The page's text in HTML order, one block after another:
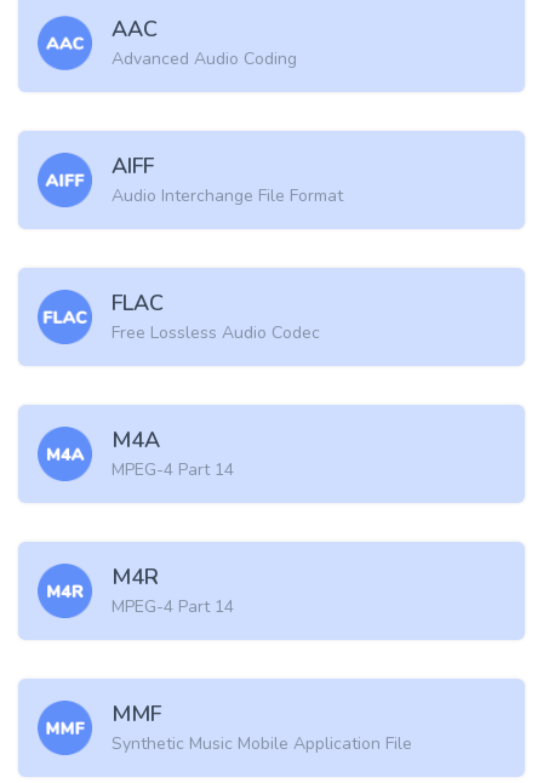
AAC
Advanced Audio Coding
AIFF
Audio Interchange File Format
FLAC
Free Lossless Audio Codec
M4A
MPEG-4 Part 14
M4R
MPEG-4 Part 14
MMF
Synthetic Music Mobile Application File